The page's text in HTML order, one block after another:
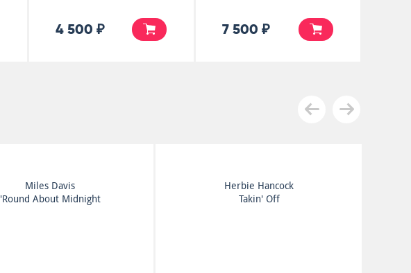
4 500 ₽ 7 500 ₽
Miles Davis
'Round About Midnight
Herbie Hancock
Takin' Off